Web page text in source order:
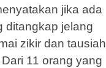
jika ada
ditangkap jelang
zikir dan tausiah
11 orang yang